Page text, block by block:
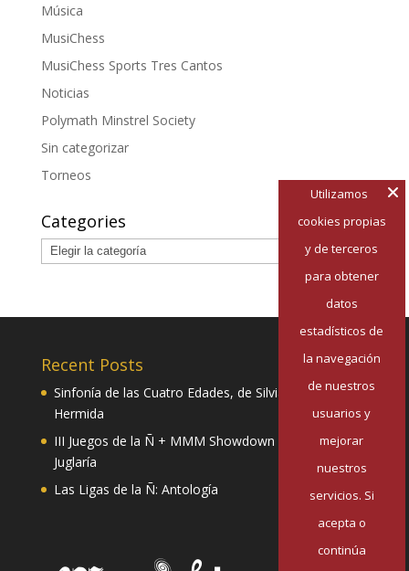
Música
MusiChess
MusiChess Sports Tres Cantos
Noticias
Polymath Minstrel Society
Sin categorizar
Torneos
Categories
Categories
Recent Posts
Sinfonía de las Cuatro Edades, de Silvia Pazos
Hermida
III Juegos de la Ñ + MMM Showdown II: Mester de
Juglaría
Las Ligas de la Ñ: Antología
Utilizamos
cookies propias
y de terceros
para obtener
datos
estadísticos de
la navegación
de nuestros
usuarios y
mejorar
nuestros
servicios. Si
acepta o
continúa